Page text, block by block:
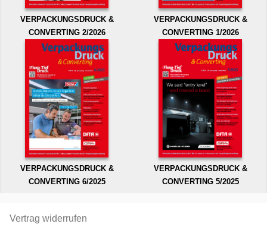
VERPACKUNGSDRUCK &
CONVERTING 2/2026
VERPACKUNGSDRUCK &
CONVERTING 1/2026
VERPACKUNGSDRUCK &
CONVERTING 6/2025
VERPACKUNGSDRUCK &
CONVERTING 5/2025
Vertrag widerrufen